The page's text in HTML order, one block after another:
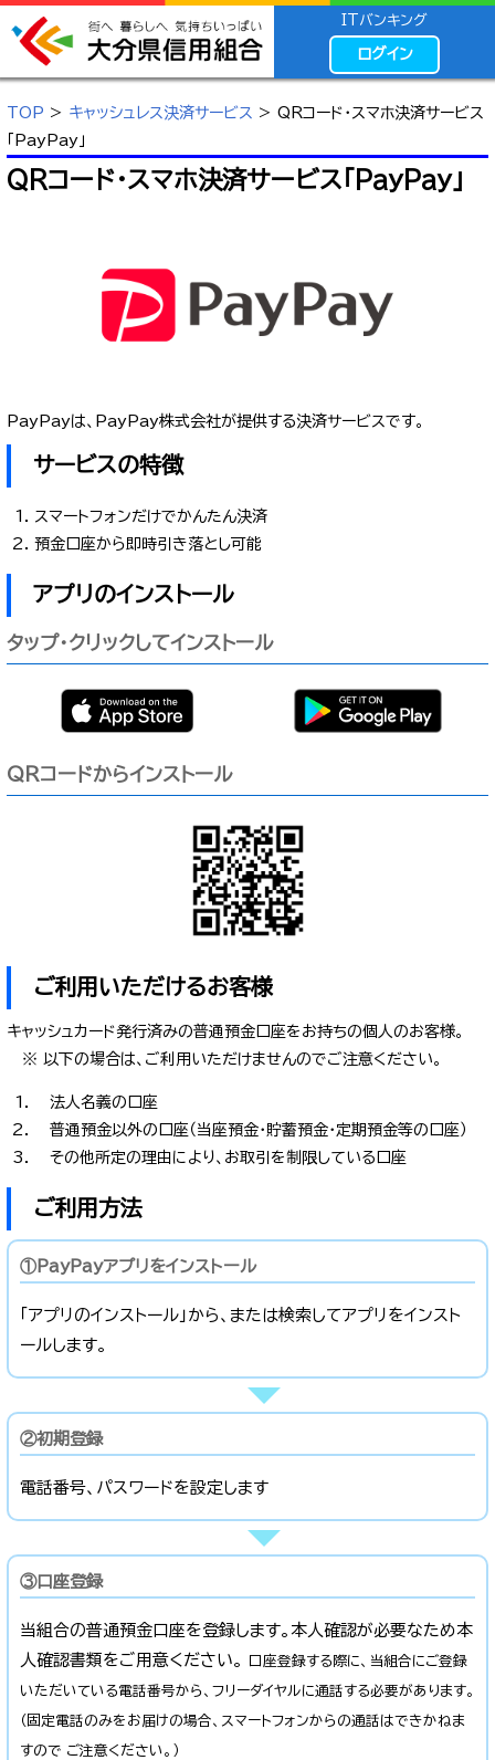
ITバンキング
ログイン
TOP > キャッシュレス決済サービス > QRコード・スマホ決済サービス
「PayPay」
QRコード・スマホ決済サービス「PayPay」
PayPayは、PayPay株式会社が提供する決済サービスです。
サービスの特徴
スマートフォンだけでかんたん決済
預金口座から即時引き落とし可能
アプリのインストール
タップ・クリックしてインストール
QRコードからインストール
ご利用いただけるお客様
キャッシュカード発行済みの普通預金口座をお持ちの個人のお客様。
※ 以下の場合は、ご利用いただけませんのでご注意ください。
法人名義の口座
普通預金以外の口座（当座預金・貯蓄預金・定期預金等の口座）
その他所定の理由により、お取引を制限している口座
ご利用方法
①PayPayアプリをインストール
「アプリのインストール」から、または検索してアプリをインスト
ールします。
②初期登録
電話番号、パスワードを設定します
③口座登録
当組合の普通預金口座を登録します。本人確認が必要なため本
人確認書類をご用意ください。
口座登録する際に、当組合にご登録
いただいている電話番号から、フリーダイヤルに通話する必要があります。
（固定電話のみをお届けの場合、スマートフォンからの通話はできかねま
すので ご注意ください。）